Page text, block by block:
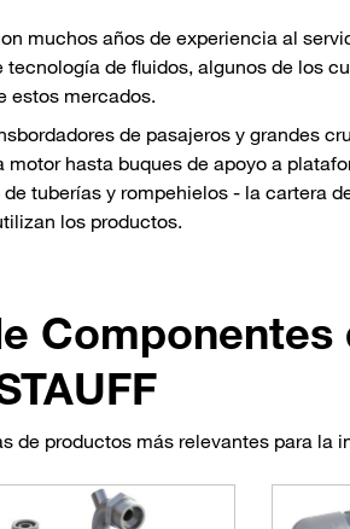
muchos años de experiencia al
de fluidos, algunos de los
estos mercados.
de pasajeros y grandes
hasta buques de apoyo a
tuberías y rompehielos - la cartera
los productos.
Componentes
de productos más relevantes para la